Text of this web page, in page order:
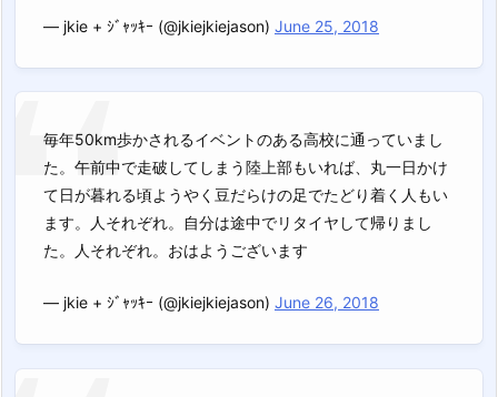
— jkie + ｼﾞｬｯｷｰ (@jkiejkiejason) June 25, 2018
毎年50km歩かされるイベントのある高校に通っていまし
た。午前中で走破してしまう陸上部もいれば、丸一日かけ
て日が暮れる頃ようやく豆だらけの足でたどり着く人もい
ます。人それぞれ。自分は途中でリタイヤして帰りまし
た。人それぞれ。おはようございます
— jkie + ｼﾞｬｯｷｰ (@jkiejkiejason) June 26, 2018